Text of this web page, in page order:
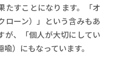
たすことになります。「オ
ローン）」という含みもあ
が、「個人が大切にしてい
）にもなっています。